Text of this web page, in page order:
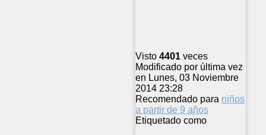
Visto 4401 veces
Modificado por última vez
en Lunes, 03 Noviembre
2014 23:28
Recomendado para niños
a partir de 9 años
Etiquetado como